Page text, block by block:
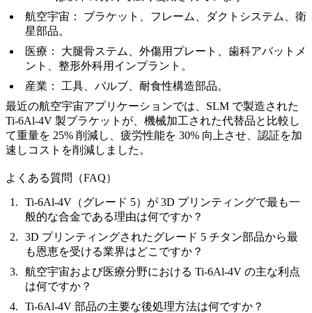
航空宇宙：
ブラケット、フレーム、ダクトシステム、衛
星部品。
医療：
大腿骨ステム、外傷用プレート、歯科アバットメ
ント、整形外科用インプラント。
産業：
工具、バルブ、耐食性構造部品。
最近の航空宇宙アプリケーションでは、SLM で製造された
Ti-6Al-4V 製ブラケットが、機械加工された代替品と比較し
て重量を 25% 削減し、疲労性能を 30% 向上させ、認証を加
速しコストを削減しました。
よくある質問（FAQ）
Ti-6Al-4V（グレード 5）が 3D プリンティングで最も一
般的な合金である理由は何ですか？
3D プリンティングされたグレード 5 チタン部品から最
も恩恵を受ける業界はどこですか？
航空宇宙および医療分野における Ti-6Al-4V の主な利点
は何ですか？
Ti-6Al-4V 部品の主要な後処理方法は何ですか？